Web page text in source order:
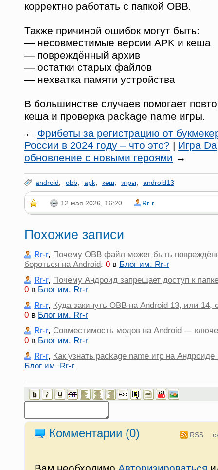
корректно работать с папкой OBB.
Также причиной ошибок могут быть:
— несовместимые версии APK и кеша
— повреждённый архив
— остатки старых файлов
— нехватка памяти устройства
В большинстве случаев помогает
кеша и проверка package name игры.
← Фрибеты за регистрацию от
России в 2024 году – что это? | Игра
обновление с новыми героями →
android obb apk кеш игры android13
12 мая 2026, 16:20 Rr-r
Похожие записи
Rr-r, Почему OBB файл может быть
бороться на Android. 0 в Блог им. Rr-r
Rr-r, Почему Андроид запрещает доступ к
0 в Блог им. Rr-r
Rr-r, Куда закинуть OBB на Android 13, или 14,
0 в Блог им. Rr-r
Rr-r, Совместимость модов на Android —
0 в Блог им. Rr-r
Rr-r, Как узнать package name игр на
Блог им. Rr-r
Комментарии (0) RSS